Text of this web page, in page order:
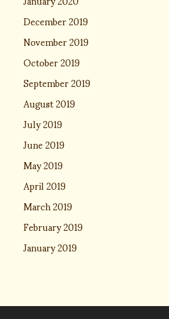
December 2019
November 2019
October 2019
September 2019
August 2019
July 2019
June 2019
May 2019
April 2019
March 2019
February 2019
January 2019